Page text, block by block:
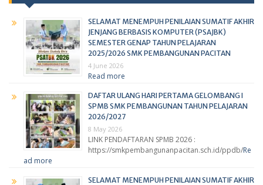
SELAMAT MENEMPUH PENILAIAN SUMATIF AKHIR
JENJANG BERBASIS KOMPUTER (PSAJBK)
SEMESTER GENAP TAHUN PELAJARAN
2025/2026 SMK PEMBANGUNAN PACITAN
4 June 2026
Read more
DAFTAR ULANG HARI PERTAMA GELOMBANG I
SPMB SMK PEMBANGUNAN TAHUN PELAJARAN
2026/2027
8 May 2026
LINK PENDAFTARAN SPMB 2026 :
https://smkpembangunanpacitan.sch.id/ppdb/Re
ad more
SELAMAT MENEMPUH PENILAIAN SUMATIF AKHIR